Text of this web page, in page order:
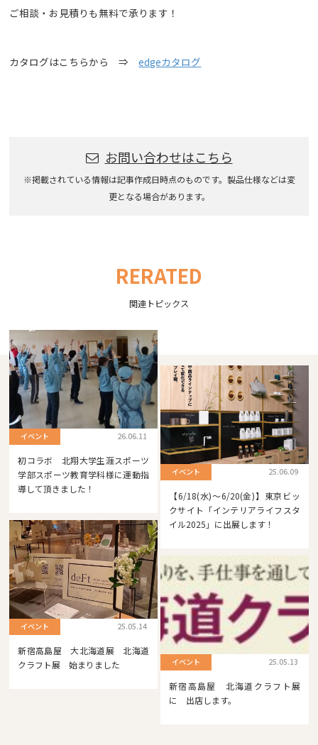
ご相談・お見積りも無料で承ります！
カタログはこちらから ⇒edgeカタログ
お問い合わせはこちら
※掲載されている情報は記事作成日時点のものです。製品仕様などは変
更となる場合があります。
RERATED
関連トピックス
イベント 26.06.11
初コラボ 北翔大学生涯スポーツ
学部スポーツ教育学科様に運動指
導して頂きました！
イベント 25.06.09
【6/18(水)～6/20(金)】東京ビッ
クサイト「インテリアライフスタ
イル2025」に出展します！
イベント 25.05.14
新宿高島屋 大北海道展 北海道
クラフト展 始まりました
イベント 25.05.13
新宿高島屋 北海道クラフト展
に 出店します。